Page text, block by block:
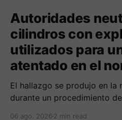
Autoridades
cilindros con
utilizados para
atentado en el
El hallazgo se produjo en la
durante un procedimiento
06 ago. 2026 2 min read